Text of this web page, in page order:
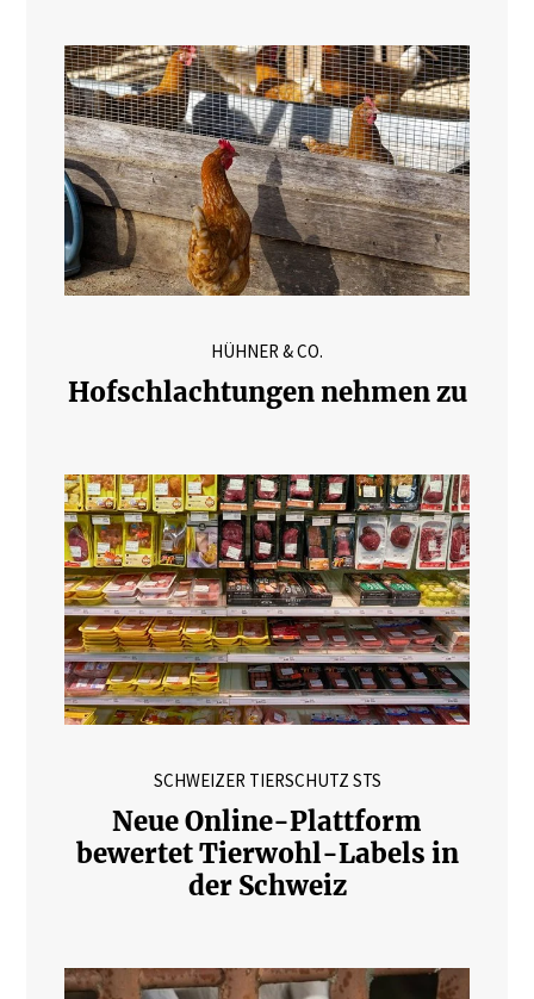
HÜHNER & CO.
Hofschlachtungen nehmen zu
SCHWEIZER TIERSCHUTZ STS
Neue Online-Plattform
bewertet Tierwohl-Labels in
der Schweiz